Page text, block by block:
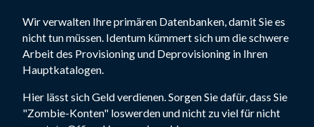
Wir verwalten Ihre primären Datenbanken, damit Sie es
nicht tun müssen. Identum kümmert sich um die schwere
Arbeit des Provisioning und Deprovisioning in Ihren
Hauptkatalogen.
Hier lässt sich Geld verdienen. Sorgen Sie dafür, dass Sie
"Zombie-Konten" loswerden und nicht zu viel für nicht